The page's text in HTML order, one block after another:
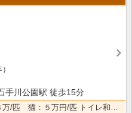
手川公園駅 徒歩15分
ペット飼育OK！ペット礼金 犬：３万/匹 猫：５万円/匹 トイレ和式から洋式にしました☆ 生活保護の･･･